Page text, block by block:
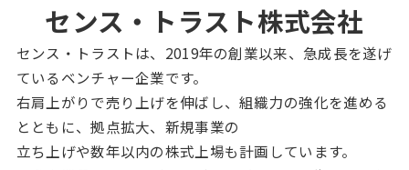
センス・トラスト株式会社
センス・トラストは、2019年の創業以来、急成長を遂げ
ているベンチャー企業です。
右肩上がりで売り上げを伸ばし、組織力の強化を進める
とともに、拠点拡大、新規事業の
立ち上げや数年以内の株式上場も計画しています。